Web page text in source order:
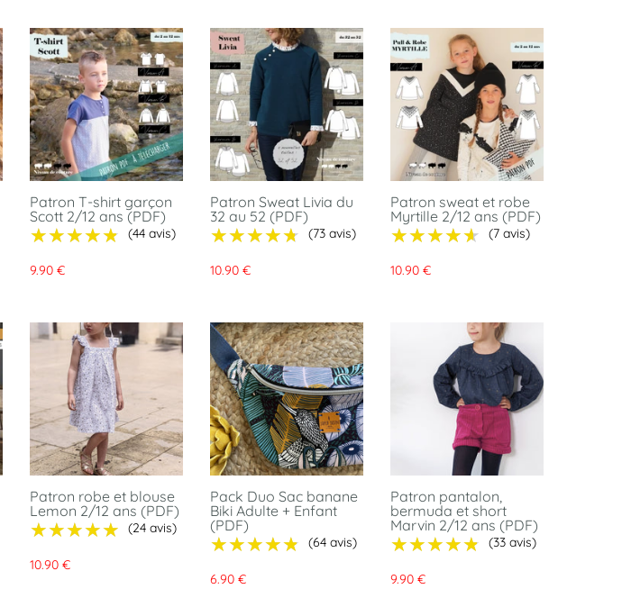
Patron T-shirt garçon
Scott 2/12 ans (PDF)
★★★★★
★★★★★ (44 avis)
9.90 €
Patron Sweat Livia du
32 au 52 (PDF)
★★★★★
★★★★★ (73 avis)
10.90 €
Patron sweat et robe
Myrtille 2/12 ans (PDF)
★★★★★
★★★★★ (7 avis)
10.90 €
Patron robe et blouse
Lemon 2/12 ans (PDF)
★★★★★
★★★★★ (24 avis)
10.90 €
Pack Duo Sac banane
Biki Adulte + Enfant
(PDF)
★★★★★
★★★★★ (64 avis)
6.90 €
Patron pantalon,
bermuda et short
Marvin 2/12 ans (PDF)
★★★★★
★★★★★ (33 avis)
9.90 €